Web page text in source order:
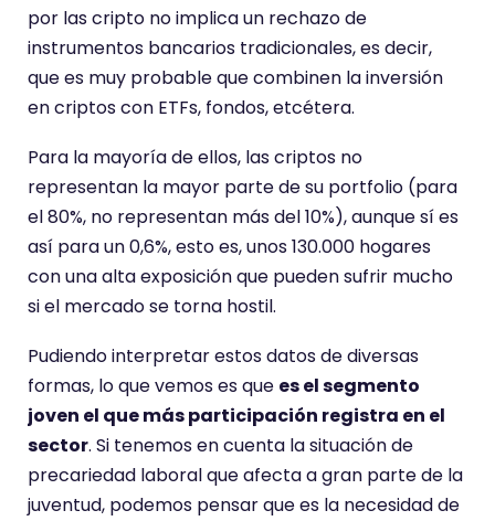
por las cripto no implica un rechazo de
instrumentos bancarios tradicionales, es decir,
que es muy probable que combinen la inversión
en criptos con ETFs, fondos, etcétera.
Para la mayoría de ellos, las criptos no
representan la mayor parte de su portfolio (para
el 80%, no representan más del 10%), aunque sí es
así para un 0,6%, esto es, unos 130.000 hogares
con una alta exposición que pueden sufrir mucho
si el mercado se torna hostil.
Pudiendo interpretar estos datos de diversas
formas, lo que vemos es que es el segmento
joven el que más participación registra en el
sector. Si tenemos en cuenta la situación de
precariedad laboral que afecta a gran parte de la
juventud, podemos pensar que es la necesidad de